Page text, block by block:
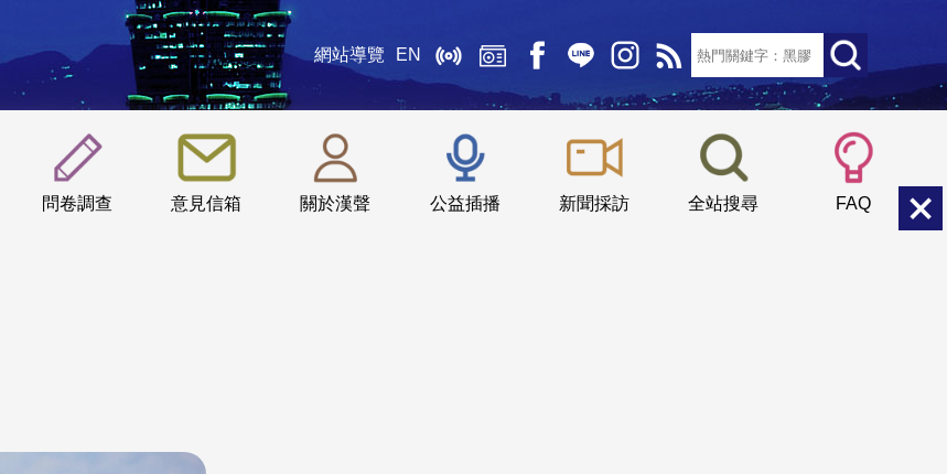
網站導覽 EN
問卷調查 意見信箱 關於漢聲 公益插播 新聞採訪 全站搜尋 FAQ
::: 小 中